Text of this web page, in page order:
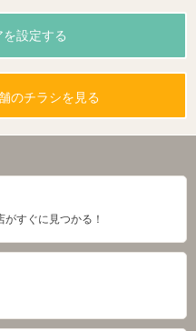
設定する
のチラシを見る
すぐに見つかる！